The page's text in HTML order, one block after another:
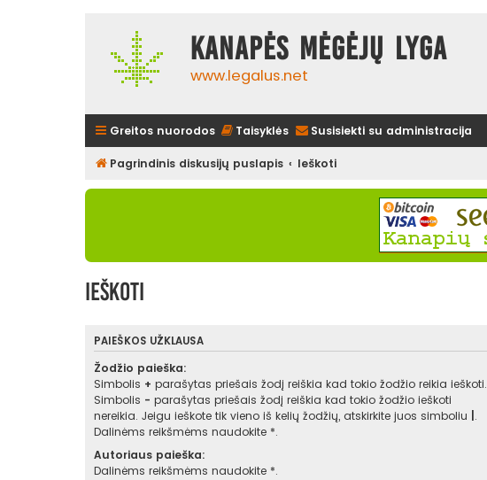
Kanapės mėgėjų lyga
www.legalus.net
Greitos nuorodos Taisyklės Susisiekti su administracija
Pagrindinis diskusijų puslapis Ieškoti
Ieškoti
PAIEŠKOS UŽKLAUSA
Žodžio paieška:
Simbolis + parašytas priešais žodį reiškia kad tokio žodžio reikia ieškoti.
Simbolis - parašytas priešais žodį reiškia kad tokio žodžio ieškoti
nereikia. Jeigu ieškote tik vieno iš kelių žodžių, atskirkite juos simboliu .
Dalinėms reikšmėms naudokite *.
Autoriaus paieška:
Dalinėms reikšmėms naudokite *.